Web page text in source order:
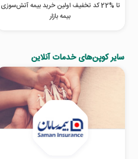
تا %22 کد تخفیف اولین خرید بیمه آتش‌سوزی
بیمه بازار
سایر کوپن‌های خدمات آنلاین